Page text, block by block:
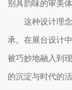
别具韵味的审美体
这种设计理
承。在展台设计
被巧妙地融入到
的沉淀与时代的